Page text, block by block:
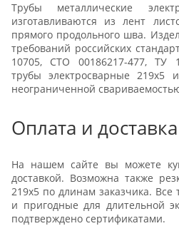
Трубы металлические
изготавливаются из лент
прямого продольного шва.
требований российских
10705, СТО 00186217-477, ТУ
трубы электросварные 219х5
неограниченной
Оплата и доставка
На нашем сайте вы можете
доставкой. Возможна также
219х5 по длинам заказчика.
и пригодные для длительной
подтверждено сертификатами.